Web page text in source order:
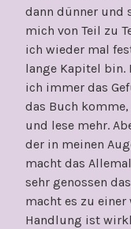
dann dünner und
mich von Teil zu
ich wieder mal
lange Kapitel bin.
ich immer das
das Buch
und lese mehr.
der in meinen
macht das
sehr genossen
macht es zu einer
Handlung ist